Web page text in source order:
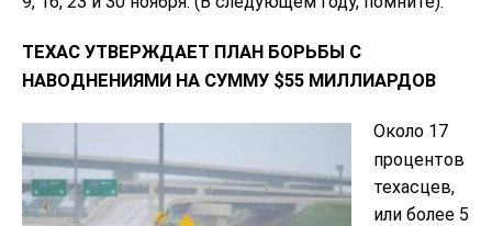
ТЕХАС УТВЕРЖДАЕТ ПЛАН БОРЬБЫ С
НАВОДНЕНИЯМИ НА СУММУ $55 МИЛЛИАРДОВ
Около 17
процентов
техасцев,
или более 5